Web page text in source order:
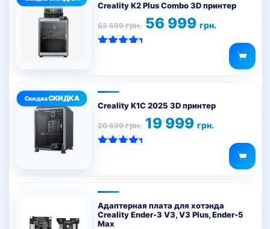
Creality K2 Plus Combo 3D принтер
62 599грн.
Первоначальная
цена
составляла
56 999 грн.
Текущая
цена:
56
Creality K1C 2025 3D принтер
20 699грн.
Первоначальная
цена
составляла
19 999 грн.
Текущая
цена:
19
Адаптерная плата для хотэнда
Creality Ender-3 V3, V3 Plus, Ender-5
Max